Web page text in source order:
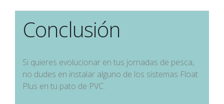
Conclusión
Si quieres evolucionar en tus jornadas de pesca,
no dudes en instalar alguno de los sistemas Float
Plus en tu pato de PVC.